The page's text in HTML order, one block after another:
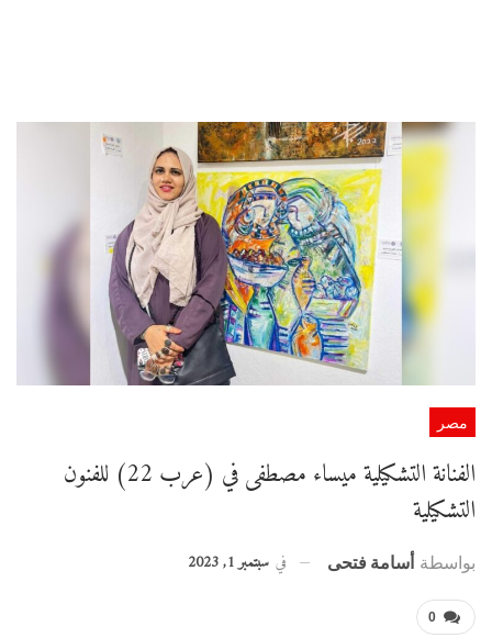
مصر
الفنانة التشكيلية ميساء مصطفى في (عرب 22) للفنون
التشكيلية
بواسطة أسامة فتحى في سبتمبر 1, 2023
0